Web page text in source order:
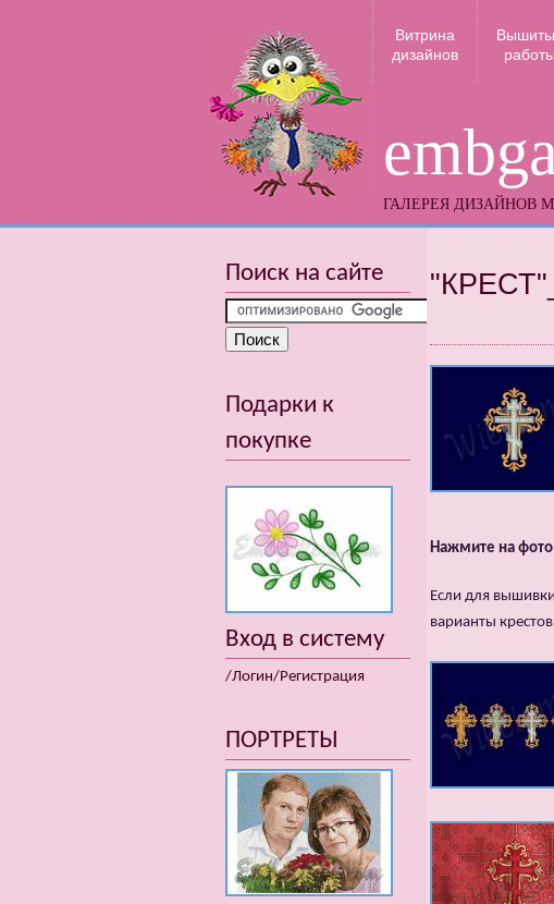
ГАЛЕРЕЯ
Витрина
дизайнов
работы
Нажмите на
Если для
варианты
Поиск на сайте
Подарки к
покупке
Вход в систему
/Логин/Регистрация
ПОРТРЕТЫ